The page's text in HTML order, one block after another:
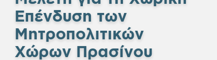
Επένδυση των
Μητροπολιτικών
Χώρων Πρασίνου